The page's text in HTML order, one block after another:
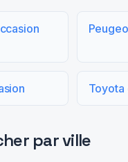
Toyota
par ville